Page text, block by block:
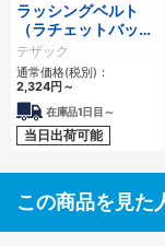
ラッシングベルト
（ラチェットバック
ル式）
テザック
通常価格(税別)：
2,324円 ～
在庫品1日目～
当日出荷可能
この商品を見た